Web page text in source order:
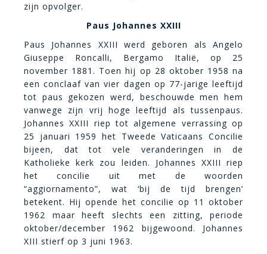
zijn opvolger.
Paus Johannes XXIII
Paus Johannes XXIII werd geboren als Angelo
Giuseppe Roncalli, Bergamo Italië, op 25
november 1881. Toen hij op 28 oktober 1958 na
een conclaaf van vier dagen op 77-jarige leeftijd
tot paus gekozen werd, beschouwde men hem
vanwege zijn vrij hoge leeftijd als tussenpaus.
Johannes XXIII riep tot algemene verrassing op
25 januari 1959 het Tweede Vaticaans Concilie
bijeen, dat tot vele veranderingen in de
Katholieke kerk zou leiden. Johannes XXIII riep
het concilie uit met de woorden
“aggiornamento”, wat ‘bij de tijd brengen’
betekent. Hij opende het concilie op 11 oktober
1962 maar heeft slechts een zitting, periode
oktober/december 1962 bijgewoond. Johannes
XIII stierf op 3 juni 1963.